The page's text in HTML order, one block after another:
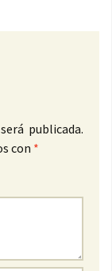
publicada.
con *